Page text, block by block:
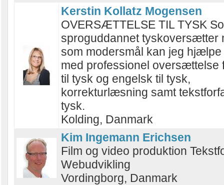
Kerstin Kollatz Mogensen
OVERSÆTTELSE TIL TYSK
sproguddannet tyskoversætter
som modersmål kan jeg hjælpe
med professionel oversættelse
til tysk og engelsk til tysk,
korrekturlæsning samt
tysk.
Kolding, Danmark
Kim Ingemann Erichsen
Film og video produktion
Webudvikling
Vordingborg, Danmark